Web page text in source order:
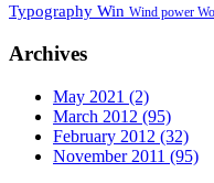
Typography Win Wind power
Archives
May 2021 (2)
March 2012 (95)
February 2012 (32)
November 2011 (95)